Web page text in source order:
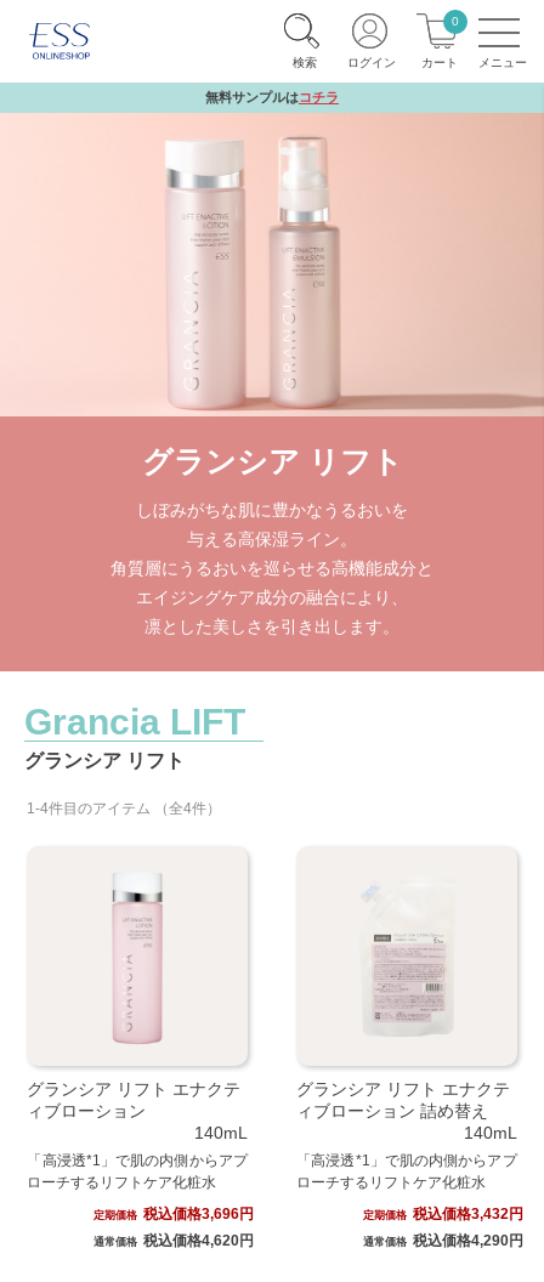
検索 ログイン カート
0
無料サンプルはコチラ
グランシア リフト
しぼみがちな肌に豊かなうるおいを
与える高保湿ライン。
角質層にうるおいを巡らせる高機能成分と
エイジングケア成分の融合により、
凛とした美しさを引き出します。
Grancia LIFT
グランシア リフト
1-4件目のアイテム （全4件）
グランシア リフト エナクテ
ィブローション
140mL
「高浸透*1」で肌の内側からアプ
ローチするリフトケア化粧水
定期価格 税込価格3,696円
通常価格 税込価格4,620円
グランシア リフト エナクテ
ィブローション 詰め替え
140mL
「高浸透*1」で肌の内側からアプ
ローチするリフトケア化粧水
定期価格 税込価格3,432円
通常価格 税込価格4,290円